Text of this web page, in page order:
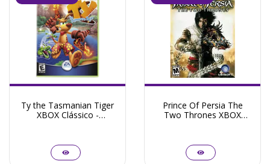
Ty the Tasmanian Tiger
XBOX Clássico -
Prince Of Persia The
Two Thrones XBOX